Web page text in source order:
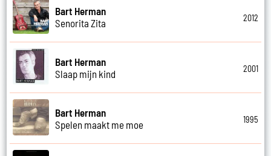
Bart Herman
Senorita Zita
2012
Bart Herman
Slaap mijn kind
2001
Bart Herman
Spelen maakt me moe
1995